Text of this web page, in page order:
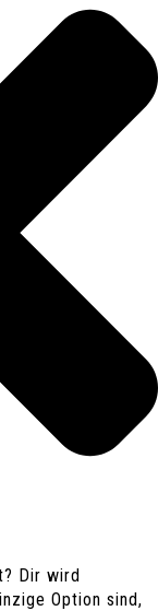
Dir wird
Option sind,